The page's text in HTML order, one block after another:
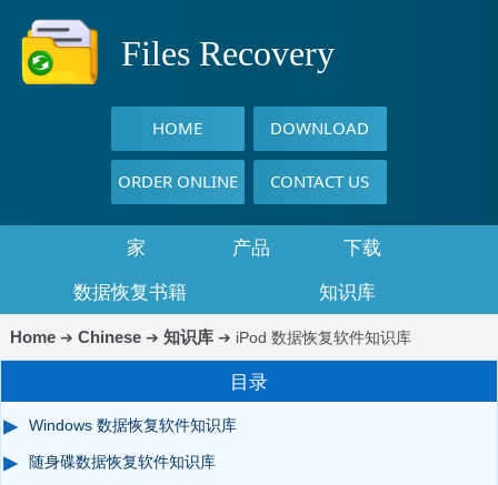
Files Recovery
HOME DOWNLOAD
ORDER ONLINE CONTACT US
家 产品
下载
数据恢复书籍
知识库
Home➔ Chinese➔ 知识库➔ iPod 数据恢复软件知识库
目录
Windows 数据恢复软件知识库
随身碟数据恢复软件知识库